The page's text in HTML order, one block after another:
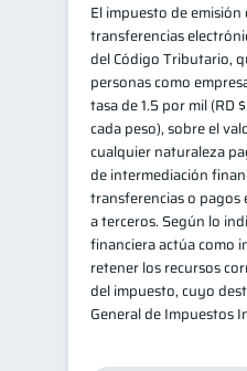
El impuesto de
transferencias
del Código Tributario,
personas como
tasa de 1.5 por mil (RD
cada peso), sobre el
cualquier naturaleza
de intermediación
transferencias o pagos
a terceros. Según lo
financiera actúa como
retener los recursos
del impuesto, cuyo
General de Impuestos